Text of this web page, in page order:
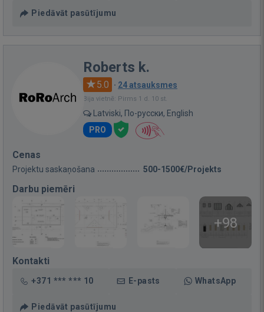
Piedāvāt pasūtījumu
Roberts k.
5.0 · 24 atsauksmes
Bija vietnē: Pirms 1 d. 10 st.
Latviski, По-русски, English
PRO
Cenas
Projektu saskaņošana 500-1500€/Projekts
Darbu piemēri
+98
Kontakti
+371 *** *** 10 E-pasts WhatsApp
Piedāvāt pasūtījumu